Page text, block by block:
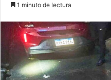
d
a
n
m
1 minuto de lectura